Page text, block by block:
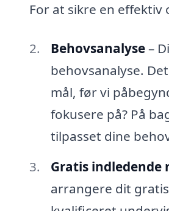
For at sikre en
Behovsanalyse–
behovsanalyse.
mål, før vi
fokusere på? På
tilpasset dine
Gratis indledende
arrangere dit